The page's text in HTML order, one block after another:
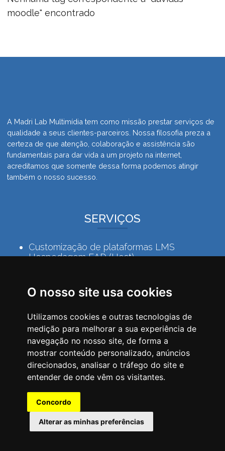
O nosso site usa cookies
Utilizamos cookies e outras tecnologias de
medição para melhorar a sua experiência de
navegação no nosso site, de forma a
mostrar conteúdo personalizado, anúncios
direcionados, analisar o tráfego do site e
entender de onde vêm os visitantes.
Concordo
Alterar as minhas preferências
moodle" encontrado
A Madri Lab Multimídia tem como missão prestar serviços de
qualidade a seus clientes-parceiros. Nossa filosofia preza a
certeza de que atenção, colaboração e assistência são
fundamentais para dar vida a um projeto na internet,
acreditamos que somente dessa forma podemos atingir
também o nosso sucesso.
SERVIÇOS
Customização de plataformas LMS
Hospedagem EAD (Host)
Serviços de administração LMS Moodle
Visite o nosso site
© Copyright 2008-2025 Madri Lab Multimídia –
Todos os Direitos Reservados